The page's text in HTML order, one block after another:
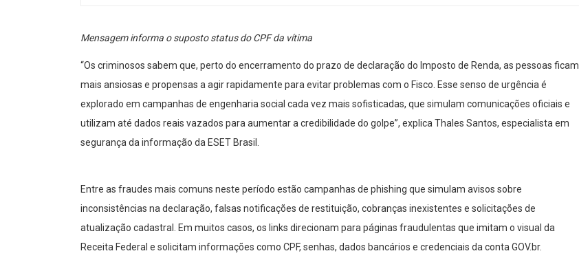
Mensagem informa o suposto status do CPF da vítima
“Os criminosos sabem que, perto do encerramento do prazo de declaração do Imposto de Renda, as pessoas ficam
mais ansiosas e propensas a agir rapidamente para evitar problemas com o Fisco. Esse senso de urgência é
explorado em campanhas de engenharia social cada vez mais sofisticadas, que simulam comunicações oficiais e
utilizam até dados reais vazados para aumentar a credibilidade do golpe”, explica Thales Santos, especialista em
segurança da informação da ESET Brasil.
Entre as fraudes mais comuns neste período estão campanhas de phishing que simulam avisos sobre
inconsistências na declaração, falsas notificações de restituição, cobranças inexistentes e solicitações de
atualização cadastral. Em muitos casos, os links direcionam para páginas fraudulentas que imitam o visual da
Receita Federal e solicitam informações como CPF, senhas, dados bancários e credenciais da conta GOV.br.